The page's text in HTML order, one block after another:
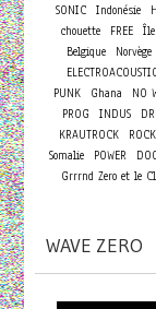
SONIC Indonésie
chouette
FREE
Belgique
Norvège
PUNK
Ghana NO
PROG
INDUS
KRAUTROCK
Somalie
POWER
Grrrnd Zero et le
WAVE ZERO